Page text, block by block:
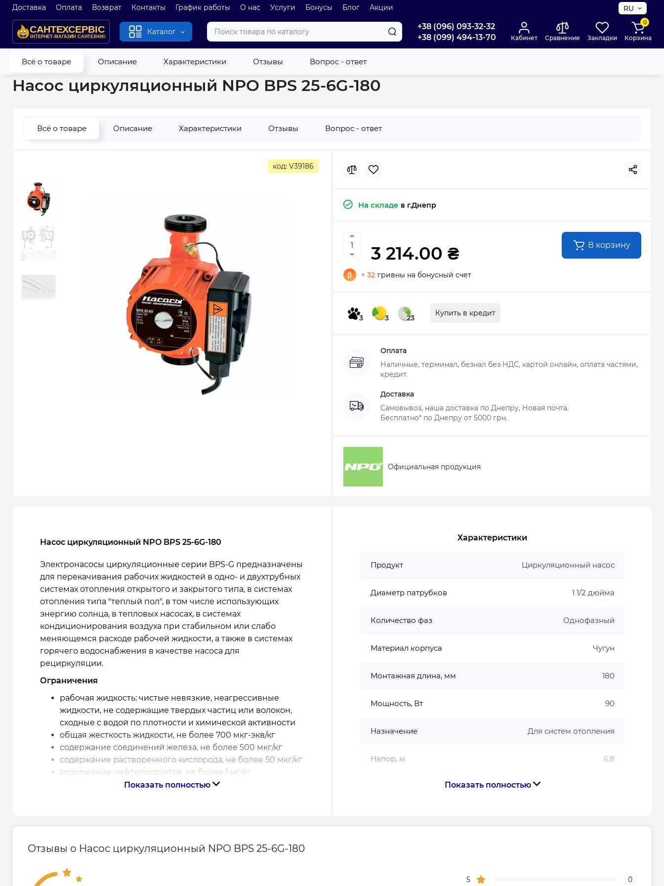
Доставка Оплата Возврат Контакты График работы О нас Услуги Бонусы Блог Акции RU
Каталог
+38 (096) 093-32-32
+38 (099) 494-13-70
Кабинет Сравнение Закладки
0
Корзина
Всё о товаре Описание Характеристики Отзывы Вопрос - ответ
Главная Насосы Насосы циркуляционные Насос циркуляционный NPO BPS 25-6G-180
Насос циркуляционный NPO BPS 25-6G-180
Всё о товаре Описание Характеристики Отзывы Вопрос - ответ
код: V39186
На складе в г.Днепр
3 214.00 ₴ В корзину
+ 32 гривны на бонусный счет
3 3 23
Купить в кредит
Оплата
Наличные, терминал, безнал без НДС, картой онлайн, оплата частями,
кредит.
Доставка
Самовывоз, наша доставка по Днепру, Новая почта.
Бесплатно* по Днепру от 5000 грн.
Официальная продукция
Насос циркуляционный NPO BPS 25-6G-180
Электронасосы циркуляционные серии BPS-G предназначены
для перекачивания рабочих жидкостей в одно- и двухтрубных
системах отопления открытого и закрытого типа, в системах
отопления типа "теплый пол", в том числе использующих
энергию солнца, в тепловых насосах, в системах
кондиционирования воздуха при стабильном или слабо
меняющемся расходе рабочей жидкости, а также в системах
горячего водоснабжения в качестве насоса для
рециркуляции.
Ограничения
рабочая жидкость: чистые невязкие, неагрессивные
жидкости, не содержащие твердых частиц или волокон,
сходные с водой по плотности и химической активности
общая жесткость жидкости, не более 700 мкг-экв/кг
содержание соединений железа, не более 500 мкг/кг
содержание растворенного кислорода, не более 50 мкг/кг
содержание нефтепродуктов, не более 1 мг/кг
значение рН 7,0-9,5
максимальная температура окружающей среды: +40°С
всасывании должно быть не менее 1,5 м водяного столба
при температуре +90°С
Показать полностью
Характеристики
Продукт Циркуляционный насос
Диаметр патрубков 1 1/2 дюйма
Количество фаз Однофазный
Материал корпуса Чугун
Монтажная длина, мм 180
Мощность, Вт 90
Назначение Для систем отопления
Напор, м 6.8
Показать полностью
Отзывы о Насос циркуляционный NPO BPS 25-6G-180
5
0